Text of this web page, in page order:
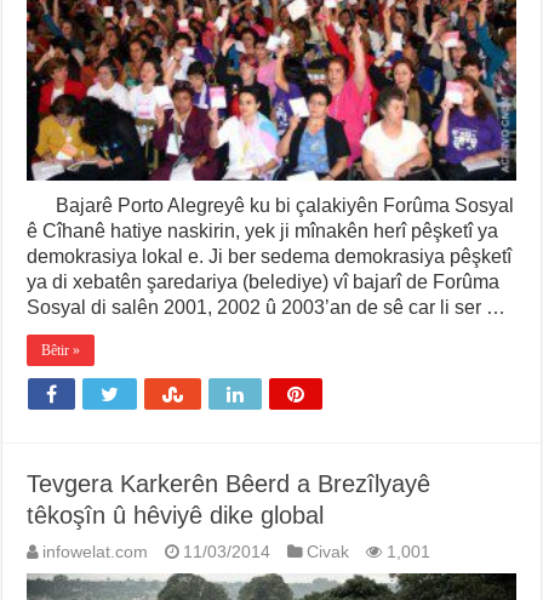
Bajarê Porto Alegreyê ku bi çalakiyên Forûma Sosyal
ê Cîhanê hatiye naskirin, yek ji mînakên herî pêşketî ya
demokrasiya lokal e. Ji ber sedema demokrasiya pêşketî
ya di xebatên şaredariya (belediye) vî bajarî de Forûma
Sosyal di salên 2001, 2002 û 2003’an de sê car li ser …
Bêtir »
Tevgera Karkerên Bêerd a Brezîlyayê
têkoşîn û hêviyê dike global
infowelat.com 11/03/2014 Civak 1,001